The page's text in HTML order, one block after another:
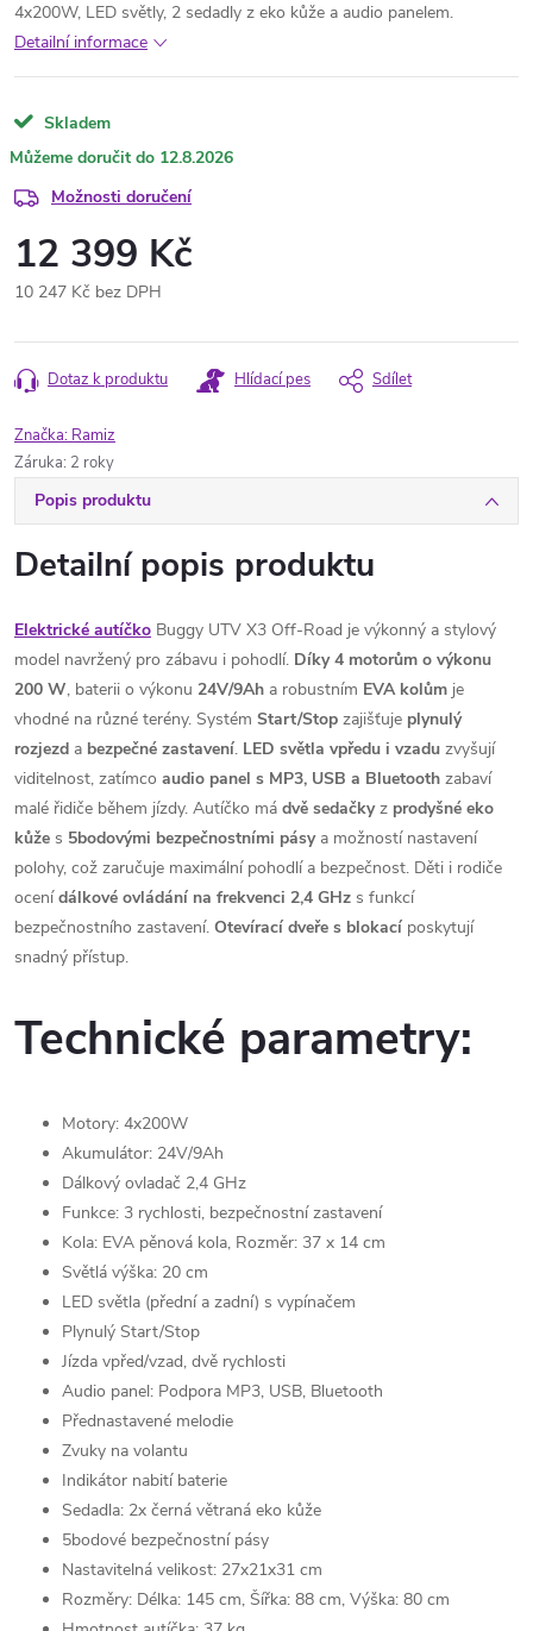
4x200W, LED světly, 2 sedadly z eko kůže a audio panelem.
Detailní informace
Skladem
12.8.2026
Možnosti doručení
12 399 Kč
10 247 Kč bez DPH
cena:
Dotaz k produktu Hlídací pes Sdílet
Značka: Ramiz
Záruka: 2 roky
Popis produktu
Detailní popis produktu
Elektrické autíčko Buggy UTV X3 Off-Road je výkonný a stylový
model navržený pro zábavu i pohodlí. Díky 4 motorům o výkonu
200 W, baterii o výkonu 24V/9Ah a robustním EVA kolům je
vhodné na různé terény. Systém Start/Stop zajišťuje plynulý
rozjezd a bezpečné zastavení. LED světla vpředu i vzadu zvyšují
viditelnost, zatímco audio panel s MP3, USB a Bluetooth zabaví
malé řidiče během jízdy. Autíčko má dvě sedačkyz prodyšné eko
kůže s 5bodovými bezpečnostními pásya možností nastavení
polohy, což zaručuje maximální pohodlí a bezpečnost. Děti i rodiče
ocenídálkové ovládání na frekvenci 2,4 GHz s funkcí
bezpečnostního zastavení. Otevírací dveře s blokací poskytují
snadný přístup.
Technické parametry:
Motory: 4x200W
Akumulátor: 24V/9Ah
Dálkový ovladač 2,4 GHz
Funkce: 3 rychlosti, bezpečnostní zastavení
Kola: EVA pěnová kola, Rozměr: 37 x 14 cm
Světlá výška: 20 cm
LED světla (přední a zadní) s vypínačem
Plynulý Start/Stop
Jízda vpřed/vzad, dvě rychlosti
Audio panel: Podpora MP3, USB, Bluetooth
Přednastavené melodie
Zvuky na volantu
Indikátor nabití baterie
Sedadla: 2x černá větraná eko kůže
5bodové bezpečnostní pásy
Nastavitelná velikost: 27x21x31 cm
Rozměry: Délka: 145 cm, Šířka: 88 cm, Výška: 80 cm